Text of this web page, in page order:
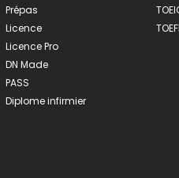
Prépas
Licence
Licence Pro
DN Made
PASS
Diplome infirmier